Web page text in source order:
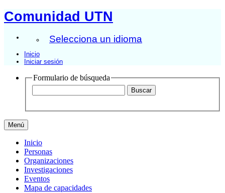
Comunidad UTN
Selecciona un idioma
Inicio
Iniciar sesión
Formulario de búsqueda
Menú
Inicio
Personas
Organizaciones
Investigaciones
Eventos
Mapa de capacidades